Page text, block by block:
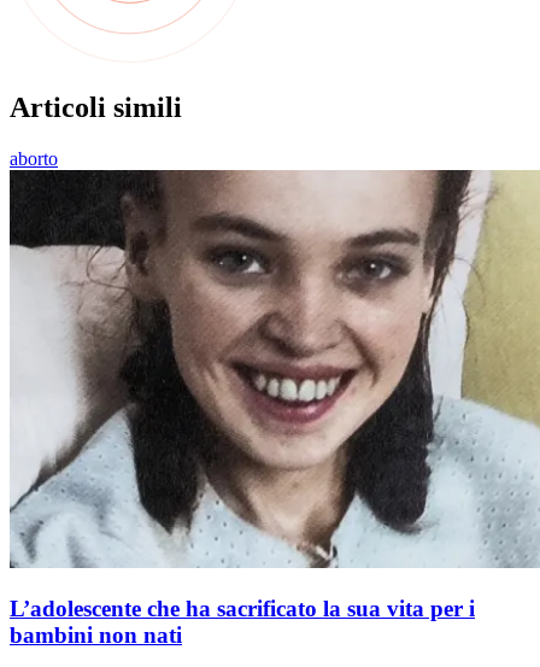
Articoli simili
aborto
L’adolescente che ha sacrificato la sua vita per i
bambini non nati